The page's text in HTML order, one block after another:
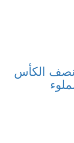
الكأس